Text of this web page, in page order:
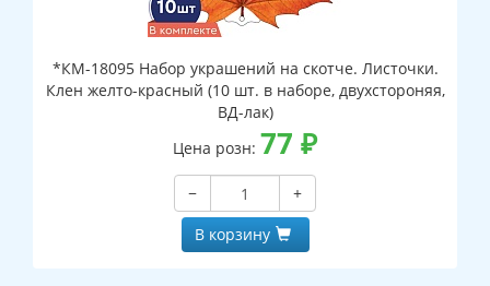
*КМ-18095 Набор украшений на скотче. Листочки.
Клен желто-красный (10 шт. в наборе, двухстороняя,
ВД-лак)
Цена розн: 77 ₽
−
+
В корзину